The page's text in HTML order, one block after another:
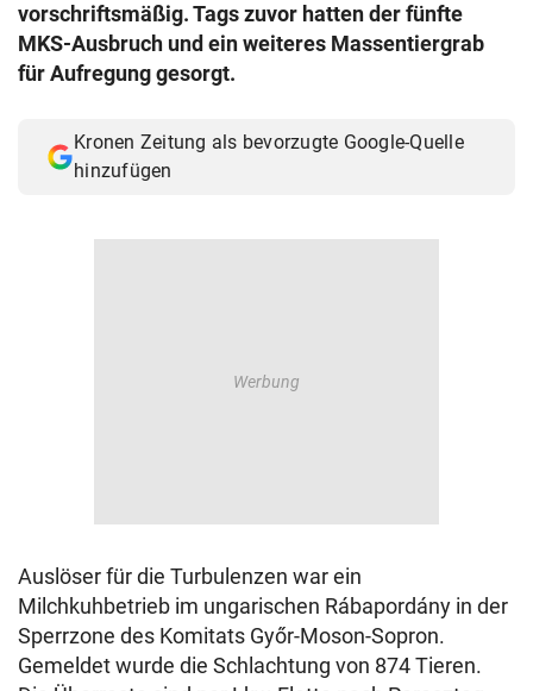
vorschriftsmäßig. Tags zuvor hatten der fünfte
MKS-Ausbruch und ein weiteres Massentiergrab
für Aufregung gesorgt.
Kronen Zeitung als bevorzugte Google-Quelle
hinzufügen
Auslöser für die Turbulenzen war ein
Milchkuhbetrieb im ungarischen Rábapordány in der
Sperrzone des Komitats Győr-Moson-Sopron.
Gemeldet wurde die Schlachtung von 874 Tieren.